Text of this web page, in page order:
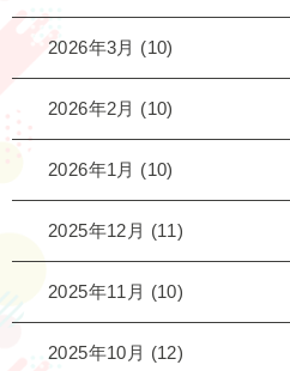
2026年3月 (10)
2026年2月 (10)
2026年1月 (10)
2025年12月 (11)
2025年11月 (10)
2025年10月 (12)